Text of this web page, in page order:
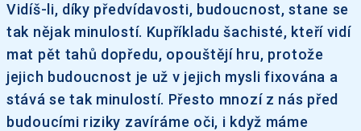
Vidíš-li, díky předvídavosti, budoucnost, stane se
tak nějak minulostí. Kupříkladu šachisté, kteří vidí
mat pět tahů dopředu, opouštějí hru, protože
jejich budoucnost je už v jejich mysli fixována a
stává se tak minulostí. Přesto mnozí z nás před
budoucími riziky zavíráme oči, i když máme